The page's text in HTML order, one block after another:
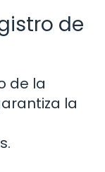
de
de la
la